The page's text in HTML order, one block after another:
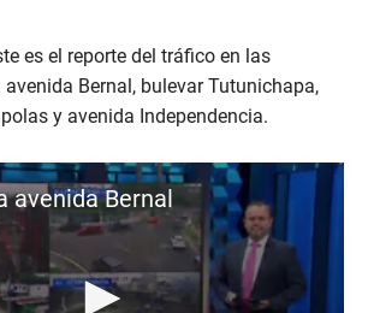
es el reporte del tráfico en las
Bernal, bulevar Tutunichapa,
y avenida Independencia.
avenida Bernal